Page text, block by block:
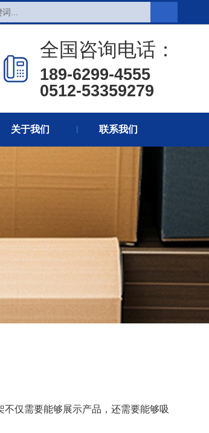
重型包装纸箱
产品中心 案例展示
关于我们 联系我们
全国咨询电话：
189-6299-4555
0512-53359279
关于我们 联系我们
仅需要能够展示产品，还需要能够吸